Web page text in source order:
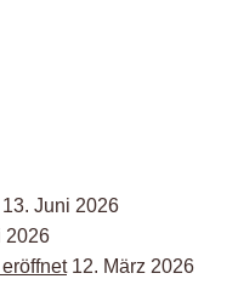
13. Juni 2026
2026
12. März 2026